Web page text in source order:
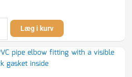
Læg i kurv